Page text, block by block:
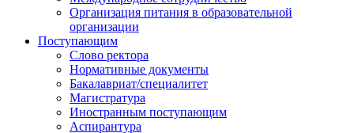
Организация питания в образовательной
организации
Поступающим
Слово ректора
Нормативные документы
Бакалавриат/специалитет
Магистратура
Иностранным поступающим
Аспирантура